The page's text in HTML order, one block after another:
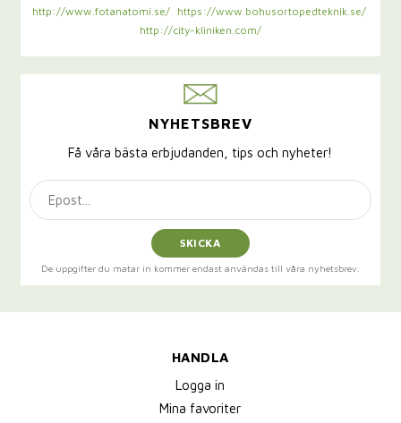
http://www.fotanatomi.se/
https://www.bohusortopedteknik.se/
http://city-kliniken.com/
NYHETSBREV
Få våra bästa erbjudanden, tips och nyheter!
SKICKA
De uppgifter du matar in kommer endast användas till våra nyhetsbrev.
HANDLA
Logga in
Mina favoriter